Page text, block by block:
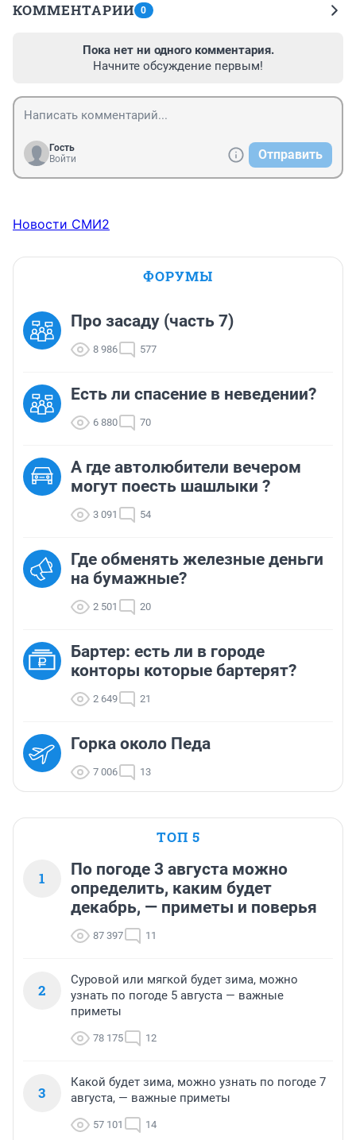
КОММЕНТАРИИ 0
Пока нет ни одного комментария.
Начните обсуждение первым!
Гость
Войти
Отправить
Новости СМИ2
ФОРУМЫ
Про засаду (часть 7)
8 986 577
Есть ли спасение в неведении?
6 880 70
А где автолюбители вечером
могут поесть шашлыки ?
3 091 54
Где обменять железные деньги
на бумажные?
2 501 20
Бартер: есть ли в городе
конторы которые бартерят?
2 649 21
Горка около Педа
7 006 13
ТОП 5
1
По погоде 3 августа можно
определить, каким будет
декабрь, — приметы и поверья
87 397 11
2
Суровой или мягкой будет зима, можно
узнать по погоде 5 августа — важные
приметы
78 175 12
3
Какой будет зима, можно узнать по погоде 7
августа, — важные приметы
57 101 14